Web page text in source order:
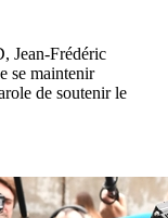
Jean-Frédéric
se maintenir
de soutenir le